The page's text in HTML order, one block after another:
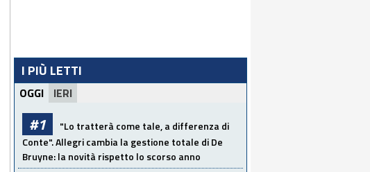
I PIÙ LETTI
OGGI IERI
#1
"Lo tratterà come tale, a differenza di
Conte". Allegri cambia la gestione totale di De
Bruyne: la novità rispetto lo scorso anno